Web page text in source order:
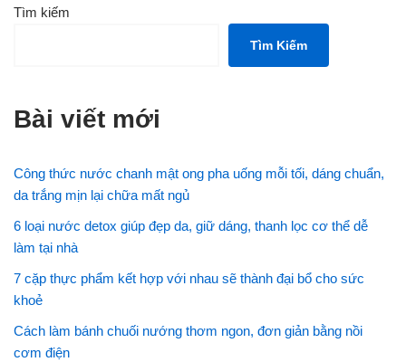
Tìm kiếm
Tìm Kiếm
Bài viết mới
Công thức nước chanh mật ong pha uống mỗi tối, dáng chuẩn,
da trắng mịn lại chữa mất ngủ
6 loại nước detox giúp đẹp da, giữ dáng, thanh lọc cơ thể dễ
làm tại nhà
7 cặp thực phẩm kết hợp với nhau sẽ thành đại bổ cho sức
khoẻ
Cách làm bánh chuối nướng thơm ngon, đơn giản bằng nồi
cơm điện